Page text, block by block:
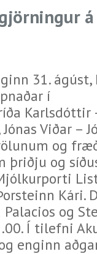
á
31. ágúst,
í
Karlsdóttir
Viðar –
og
þriðju og
Kári.
og
Í tilefni
enginn